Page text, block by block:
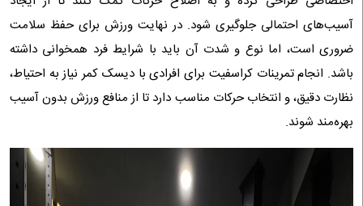
آسیب‌های احتمالی جلوگیری شود. در نهایت ورزش برای حفظ سلامت
ضروری است، اما نوع و شدت آن باید با شرایط فرد همخوانی داشته
باشد. انجام تمرینات کراسفیت برای افرادی با دیسک کمر نیاز به احتیاط،
نظارت دقیق، و انتخاب حرکات مناسب دارد تا از منافع ورزش بدون آسیب
بهره‌مند شوند.